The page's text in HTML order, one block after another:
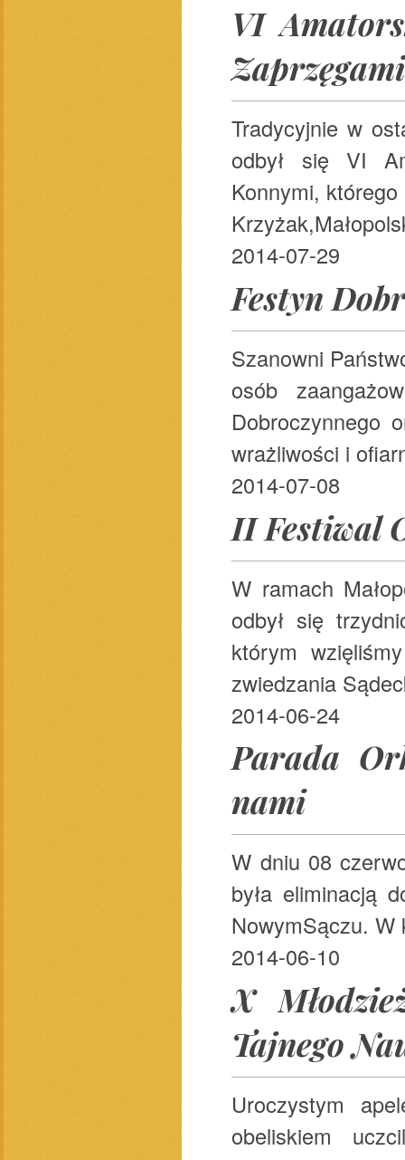
VI
Tradycyjnie w
odbył się VI
Konnymi,
2014-07-29
Festyn
Szanowni
osób
Dobroczynnego
wrażliwości i
2014-07-08
II Festiwal
W ramach
odbył się
którym
zwiedzania
2014-06-24
Parada
nami
W dniu 08
była eliminacją
NowymSączu. W
2014-06-10
X
Tajnego
Uroczystym
obeliskiem